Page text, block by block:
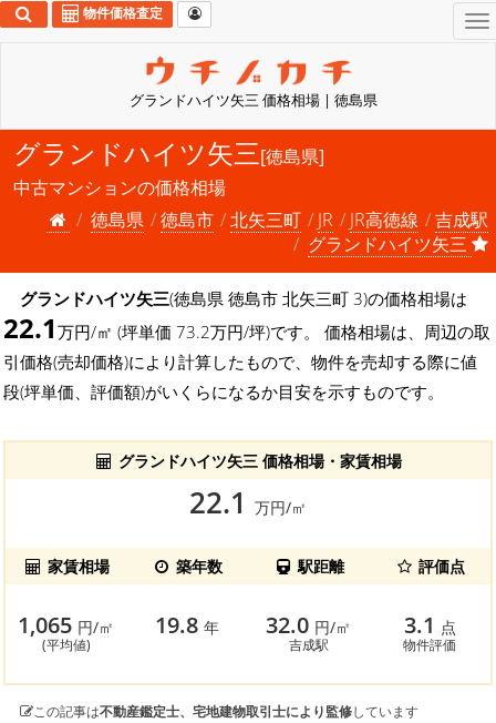
グランドハイツ矢三 価格相場 | 徳島県
物件価格査定
グランドハイツ矢三[徳島県]
中古マンションの価格相場
徳島県
徳島市 北矢三町 JR JR高徳線
吉成駅
グランドハイツ矢三
グランドハイツ矢三(徳島県 徳島市 北矢三町 3)の価格相場は
22.1 万円/㎡ (坪単価 73.2万円/坪)です。 価格相場は、周辺の取
引価格(売却価格)により計算したもので、物件を売却する際に値
段(坪単価、評価額)がいくらになるか目安を示すものです。
グランドハイツ矢三 価格相場・家賃相場
22.1 万円/㎡
家賃相場 築年数 駅距離 評価点
1,065 円/㎡
(平均値)
19.8年 32.0 円/㎡
吉成駅
3.1 点
物件評価
この記事は不動産鑑定士、宅地建物取引士により監修しています